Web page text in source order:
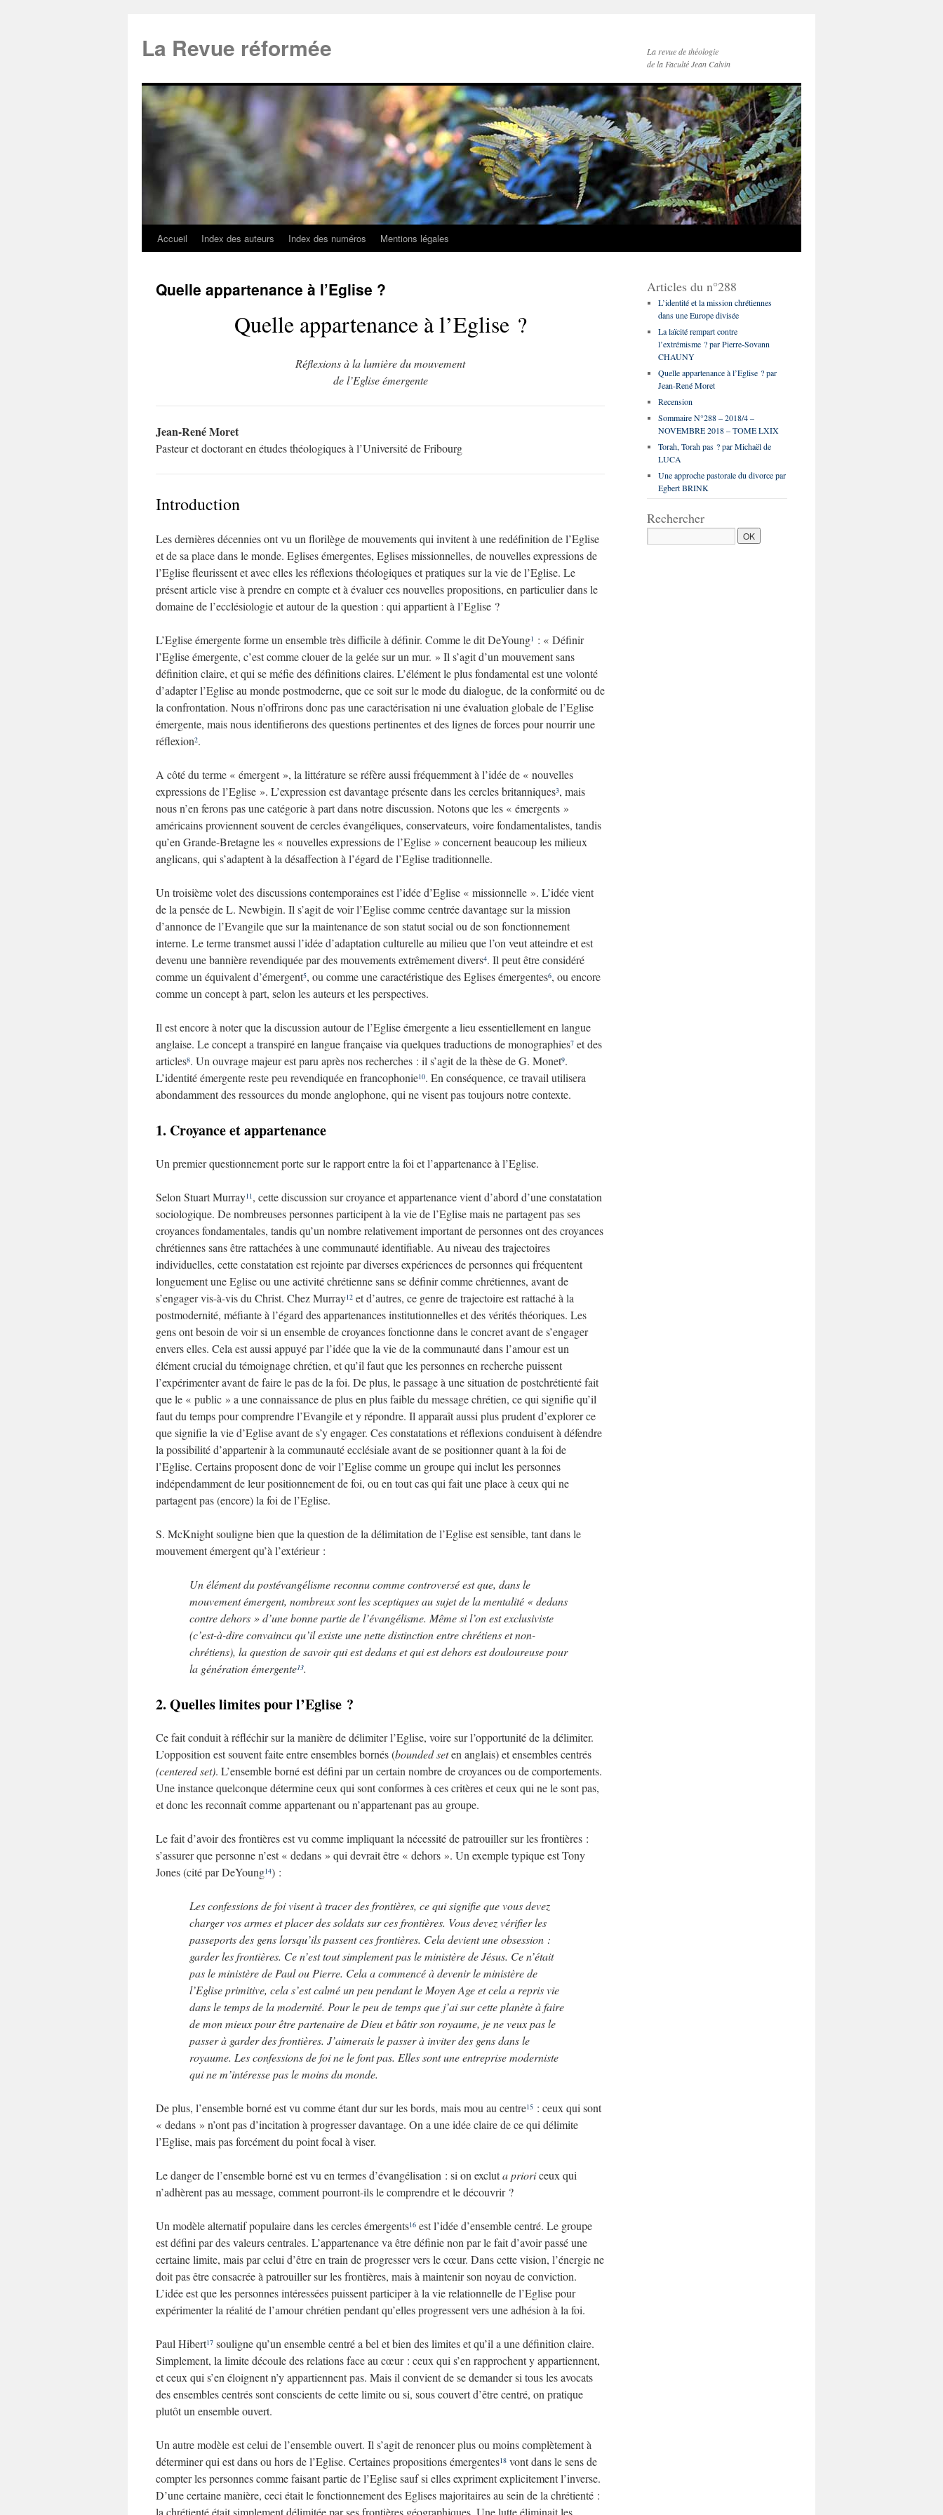
La Revue réformée
La revue de théologie
de la Faculté Jean Calvin
Accueil Index des auteurs Index des numéros Mentions légales
Quelle appartenance à l’Eglise ?
Quelle appartenance à l’Eglise ?
Réflexions à la lumière du mouvement
de l’Eglise émergente
Jean-RenéMoret
Pasteur et doctorant en études théologiques à l’Université de Fribourg
Introduction
Les dernières décennies ont vu un florilège de mouvements qui invitent à une redéfinition de l’Eglise
et de sa place dans le monde. Eglises émergentes, Eglises missionnelles, de nouvelles expressions de
l’Eglise fleurissent et avec elles les réflexions théologiques et pratiques sur la vie de l’Eglise. Le
présent article vise à prendre en compte et à évaluer ces nouvelles propositions, en particulier dans le
domaine de l’ecclésiologie et autour de la question : qui appartient à l’Eglise ?
L’Eglise émergente forme un ensemble très difficile à définir. Comme le dit DeYoung1 : « Définir
l’Eglise émergente, c’est comme clouer de la gelée sur un mur. » Il s’agit d’un mouvement sans
définition claire, et qui se méfie des définitions claires. L’élément le plus fondamental est une volonté
d’adapter l’Eglise au monde postmoderne, que ce soit sur le mode du dialogue, de la conformité ou de
la confrontation. Nous n’offrirons donc pas une caractérisation ni une évaluation globale de l’Eglise
émergente, mais nous identifierons des questions pertinentes et des lignes de forces pour nourrir une
réflexion2.
A côté du terme « émergent », la littérature se réfère aussi fréquemment à l’idée de « nouvelles
expressions de l’Eglise ». L’expression est davantage présente dans les cercles britanniques3, mais
nous n’en ferons pas une catégorie à part dans notre discussion. Notons que les « émergents »
américains proviennent souvent de cercles évangéliques, conservateurs, voire fondamentalistes, tandis
qu’en Grande-Bretagne les « nouvelles expressions de l’Eglise » concernent beaucoup les milieux
anglicans, qui s’adaptent à la désaffection à l’égard de l’Eglise traditionnelle.
Un troisième volet des discussions contemporaines est l’idée d’Eglise « missionnelle ». L’idée vient
de la pensée de L. Newbigin. Il s’agit de voir l’Eglise comme centrée davantage sur la mission
d’annonce de l’Evangile que sur la maintenance de son statut social ou de son fonctionnement
interne. Le terme transmet aussi l’idée d’adaptation culturelle au milieu que l’on veut atteindre et est
devenu une bannière revendiquée par des mouvements extrêmement divers4. Il peut être considéré
comme un équivalent d’émergent5, ou comme une caractéristique des Eglises émergentes6, ou encore
comme un concept à part, selon les auteurs et les perspectives.
Il est encore à noter que la discussion autour de l’Eglise émergente a lieu essentiellement en langue
anglaise. Le concept a transpiré en langue française via quelques traductions de monographies7 et des
articles8. Un ouvrage majeur est paru après nos recherches : il s’agit de la thèse de G. Monet9.
L’identité émergente reste peu revendiquée en francophonie10. En conséquence, ce travail utilisera
abondamment des ressources du monde anglophone, qui ne visent pas toujours notre contexte.
1. Croyance et appartenance
Un premier questionnement porte sur le rapport entre la foi et l’appartenance à l’Eglise.
Selon Stuart Murray11 , cette discussion sur croyance et appartenance vient d’abord d’une constatation
sociologique. De nombreuses personnes participent à la vie de l’Eglise mais ne partagent pas ses
croyances fondamentales, tandis qu’un nombre relativement important de personnes ont des croyances
chrétiennes sans être rattachées à une communauté identifiable. Au niveau des trajectoires
individuelles, cette constatation est rejointe par diverses expériences de personnes qui fréquentent
longuement une Eglise ou une activité chrétienne sans se définir comme chrétiennes, avant de
s’engager vis-à-vis du Christ. Chez Murray12 et d’autres, ce genre de trajectoire est rattaché à la
postmodernité, méfiante à l’égard des appartenances institutionnelles et des vérités théoriques. Les
gens ont besoin de voir si un ensemble de croyances fonctionne dans le concret avant de s’engager
envers elles. Cela est aussi appuyé par l’idée que la vie de la communauté dans l’amour est un
élément crucial du témoignage chrétien, et qu’il faut que les personnes en recherche puissent
l’expérimenter avant de faire le pas de la foi. De plus, le passage à une situation de postchrétienté fait
que le « public » a une connaissance de plus en plus faible du message chrétien, ce qui signifie qu’il
faut du temps pour comprendre l’Evangile et y répondre. Il apparaît aussi plus prudent d’explorer ce
que signifie la vie d’Eglise avant de s’y engager. Ces constatations et réflexions conduisent à défendre
la possibilité d’appartenir à la communauté ecclésiale avant de se positionner quant à la foi de
l’Eglise. Certains proposent donc de voir l’Eglise comme un groupe qui inclut les personnes
indépendamment de leur positionnement de foi, ou en tout cas qui fait une place à ceux qui ne
partagent pas (encore) la foi de l’Eglise.
S. McKnight souligne bien que la question de la délimitation de l’Eglise est sensible, tant dans le
mouvement émergent qu’à l’extérieur :
Un élément du postévangélisme reconnu comme controversé est que, dans le
mouvement émergent, nombreux sont les sceptiques au sujet de la mentalité « dedans
contre dehors » d’une bonne partie de l’évangélisme. Même si l’on est exclusiviste
(c’est-à-dire convaincu qu’il existe une nette distinction entre chrétiens et non-
chrétiens), la question de savoir qui est dedans et qui est dehors est douloureuse pour
la génération émergente13.
2. Quelles limites pour l’Eglise ?
Ce fait conduit à réfléchir sur la manière de délimiter l’Eglise, voire sur l’opportunité de la délimiter.
L’opposition est souvent faite entre ensembles bornés (bounded seten anglais) et ensembles centrés
(centered set). L’ensemble borné est défini par un certain nombre de croyances ou de comportements.
Une instance quelconque détermine ceux qui sont conformes à ces critères et ceux qui ne le sont pas,
et donc les reconnaît comme appartenant ou n’appartenant pas au groupe.
Le fait d’avoir des frontières est vu comme impliquant la nécessité de patrouiller sur les frontières :
s’assurer que personne n’est « dedans » qui devrait être « dehors ». Un exemple typique est Tony
Jones (cité par DeYoung14) :
Les confessions de foi visent à tracer des frontières, ce qui signifie que vous devez
charger vos armes et placer des soldats sur ces frontières. Vous devez vérifier les
passeports des gens lorsqu’ils passent ces frontières. Cela devient une obsession :
garder les frontières. Ce n’est tout simplement pas le ministère de Jésus. Ce n’était
pas le ministère de Paul ou Pierre. Cela a commencé à devenir le ministère de
l’Eglise primitive, cela s’est calmé un peu pendant le Moyen Age et cela a repris vie
dans le temps de la modernité. Pour le peu de temps que j’ai sur cette planète à faire
de mon mieux pour être partenaire de Dieu et bâtir son royaume, je ne veux pas le
passer à garder des frontières. J’aimerais le passer à inviter des gens dans le
royaume. Les confessions de foi ne le font pas. Elles sont une entreprise moderniste
qui ne m’intéresse pas le moins du monde.
De plus, l’ensemble borné est vu comme étant dur sur les bords, mais mou au centre15 : ceux qui sont
« dedans » n’ont pas d’incitation à progresser davantage. On a une idée claire de ce qui délimite
l’Eglise, mais pas forcément du point focal à viser.
Le danger de l’ensemble borné est vu en termes d’évangélisation : si on excluta prioriceux qui
n’adhèrent pas au message, comment pourront-ils le comprendre et le découvrir ?
Un modèle alternatif populaire dans les cercles émergents16 est l’idée d’ensemble centré. Le groupe
est défini par des valeurs centrales. L’appartenance va être définie non par le fait d’avoir passé une
certaine limite, mais par celui d’être en train de progresser vers le cœur. Dans cette vision, l’énergie ne
doit pas être consacrée à patrouiller sur les frontières, mais à maintenir son noyau de conviction.
L’idée est que les personnes intéressées puissent participer à la vie relationnelle de l’Eglise pour
expérimenter la réalité de l’amour chrétien pendant qu’elles progressent vers une adhésion à la foi.
Paul Hibert17 souligne qu’un ensemble centré a bel et bien des limites et qu’il a une définition claire.
Simplement, la limite découle des relations face au cœur : ceux qui s’en rapprochent y appartiennent,
et ceux qui s’en éloignent n’y appartiennent pas. Mais il convient de se demander si tous les avocats
des ensembles centrés sont conscients de cette limite ou si, sous couvert d’être centré, on pratique
plutôt un ensemble ouvert.
Un autre modèle est celui de l’ensemble ouvert. Il s’agit de renoncer plus ou moins complètement à
déterminer qui est dans ou hors de l’Eglise. Certaines propositions émergentes18 vont dans le sens de
compter les personnes comme faisant partie de l’Eglise sauf si elles expriment explicitement l’inverse.
D’une certaine manière, ceci était le fonctionnement des Eglises majoritaires au sein de la chrétienté :
la chrétienté était simplement délimitée par ses frontières géographiques. Une lutte éliminait les
Articles du n°288
L’identité et la mission chrétiennes
dans une Europe divisée
La laïcité rempart contre
l’extrémisme ? par Pierre-Sovann
CHAUNY
Quelle appartenance à l’Eglise ? par
Jean-René Moret
Recension
Sommaire N°288 – 2018/4 –
NOVEMBRE 2018 – TOME LXIX
Torah, Torah pas ? par Michaël de
LUCA
Une approche pastorale du divorce par
Egbert BRINK
Rechercher